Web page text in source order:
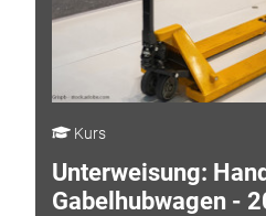
Kurs
Unterweisung:
Gabelhubwagen -